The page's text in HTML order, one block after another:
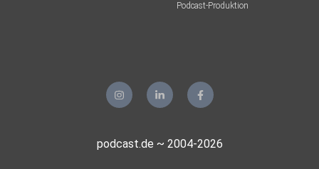
Podcast-Produktion
podcast.de ~ 2004-2026